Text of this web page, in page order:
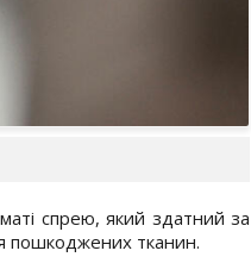
спрею, який здатний за
пошкоджених тканин.